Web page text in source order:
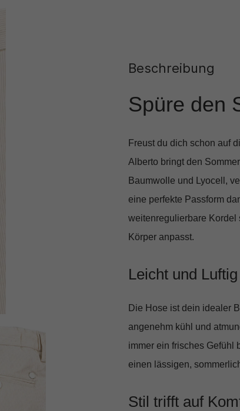
Beschreibung
Spüre den
Freust du dich schon auf
Alberto bringt den
Baumwolle und Lyocell,
eine perfekte Passform
weitenregulierbare Kordel
Körper anpasst.
Leicht und Luftig
Die Hose ist dein idealer
angenehm kühl und
immer ein frisches Gefühl
einen lässigen,
Stil trifft auf